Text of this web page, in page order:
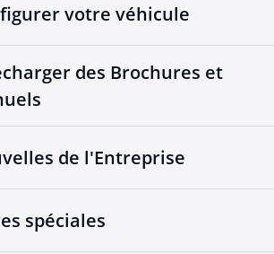
votre véhicule
des Brochures et
de l'Entreprise
spéciales